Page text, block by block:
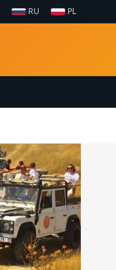
RU PL